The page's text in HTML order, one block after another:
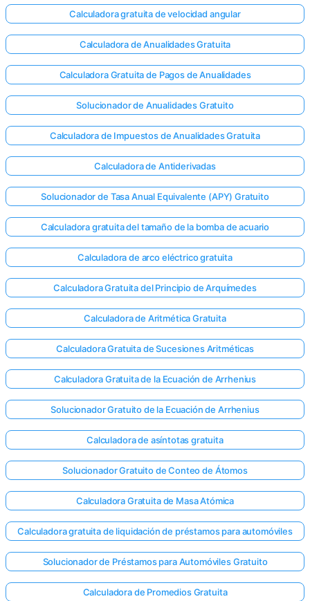
Calculadora gratuita de velocidad angular
Calculadora de Anualidades Gratuita
Calculadora Gratuita de Pagos de Anualidades
Solucionador de Anualidades Gratuito
Calculadora de Impuestos de Anualidades Gratuita
Calculadora de Antiderivadas
Solucionador de Tasa Anual Equivalente (APY) Gratuito
Calculadora gratuita del tamaño de la bomba de acuario
Calculadora de arco eléctrico gratuita
Calculadora Gratuita del Principio de Arquímedes
Calculadora de Aritmética Gratuita
Calculadora Gratuita de Sucesiones Aritméticas
Calculadora Gratuita de la Ecuación de Arrhenius
Solucionador Gratuito de la Ecuación de Arrhenius
Calculadora de asíntotas gratuita
Solucionador Gratuito de Conteo de Átomos
Calculadora Gratuita de Masa Atómica
Calculadora gratuita de liquidación de préstamos para automóviles
Solucionador de Préstamos para Automóviles Gratuito
Calculadora de Promedios Gratuita